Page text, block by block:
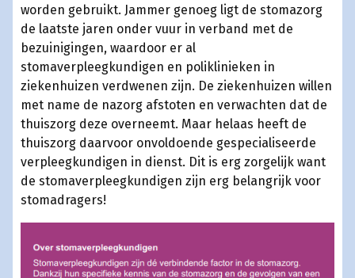
worden gebruikt. Jammer genoeg ligt de stomazorg
de laatste jaren onder vuur in verband met de
bezuinigingen, waardoor er al
stomaverpleegkundigen en poliklinieken in
ziekenhuizen verdwenen zijn. De ziekenhuizen willen
met name de nazorg afstoten en verwachten dat de
thuiszorg deze overneemt. Maar helaas heeft de
thuiszorg daarvoor onvoldoende gespecialiseerde
verpleegkundigen in dienst. Dit is erg zorgelijk want
de stomaverpleegkundigen zijn erg belangrijk voor
stomadragers!